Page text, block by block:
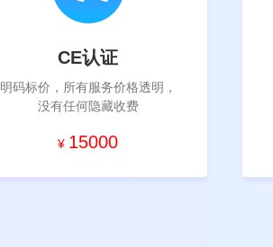
CE认证
明码标价，所有服务价格透明，
没有任何隐藏收费
¥ 15000